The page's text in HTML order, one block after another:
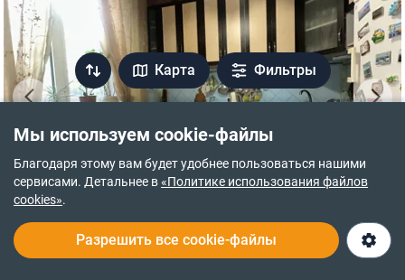
Мы используем cookie-файлы
Благодаря этому вам будет удобнее пользоваться нашими
сервисами. Детальнее в«Политике использования файлов
cookies».
Разрешить все cookie-файлы
Карта Фильтры
79 000 $ 1 418 $ за м²
ПЕРЕВІРЕНА КВАРТИРА